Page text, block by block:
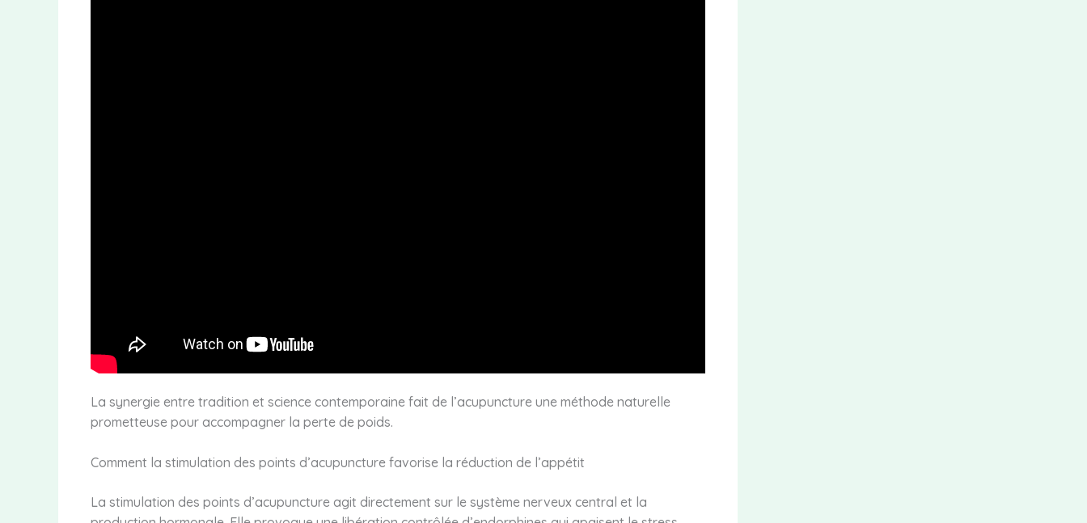
La synergie entre tradition et science contemporaine fait de l’acupuncture une méthode naturelle
prometteuse pour accompagner la perte de poids.
Comment la stimulation des points d’acupuncture favorise la réduction de l’appétit
La stimulation des points d’acupuncture agit directement sur le système nerveux central et la